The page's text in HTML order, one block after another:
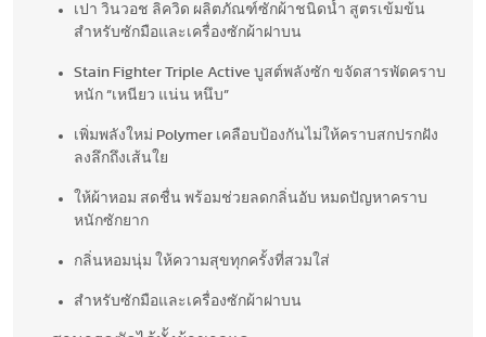
เปา วินวอช ลิควิด ผลิตภัณฑ์ซักผ้าชนิดน้ำ สูตรเข้มข้น
สำหรับซักมือและเครื่องซักผ้าฝาบน​
Stain Fighter Triple Active บูสต์พลังซัก ขจัดสารพัดคราบ
หนัก “เหนียว แน่น หนึบ”
เพิ่มพลังใหม่ Polymer เคลือบป้องกันไม่ให้คราบสกปรกฝัง
ลงลึกถึงเส้นใย
ให้ผ้าหอม สดชื่น พร้อมช่วยลดกลิ่นอับ หมดปัญหาคราบ
หนักซักยาก
กลิ่นหอมนุ่ม ให้ความสุขทุกครั้งที่สวมใส่
สำหรับซักมือและเครื่องซักผ้าฝาบน